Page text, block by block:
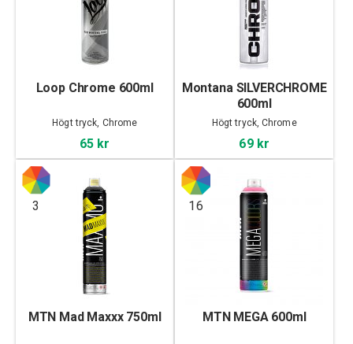
Loop Chrome 600ml
Högt tryck, Chrome
65 kr
Montana SILVERCHROME
600ml
Högt tryck, Chrome
69 kr
3
MTN Mad Maxxx 750ml
16
MTN MEGA 600ml